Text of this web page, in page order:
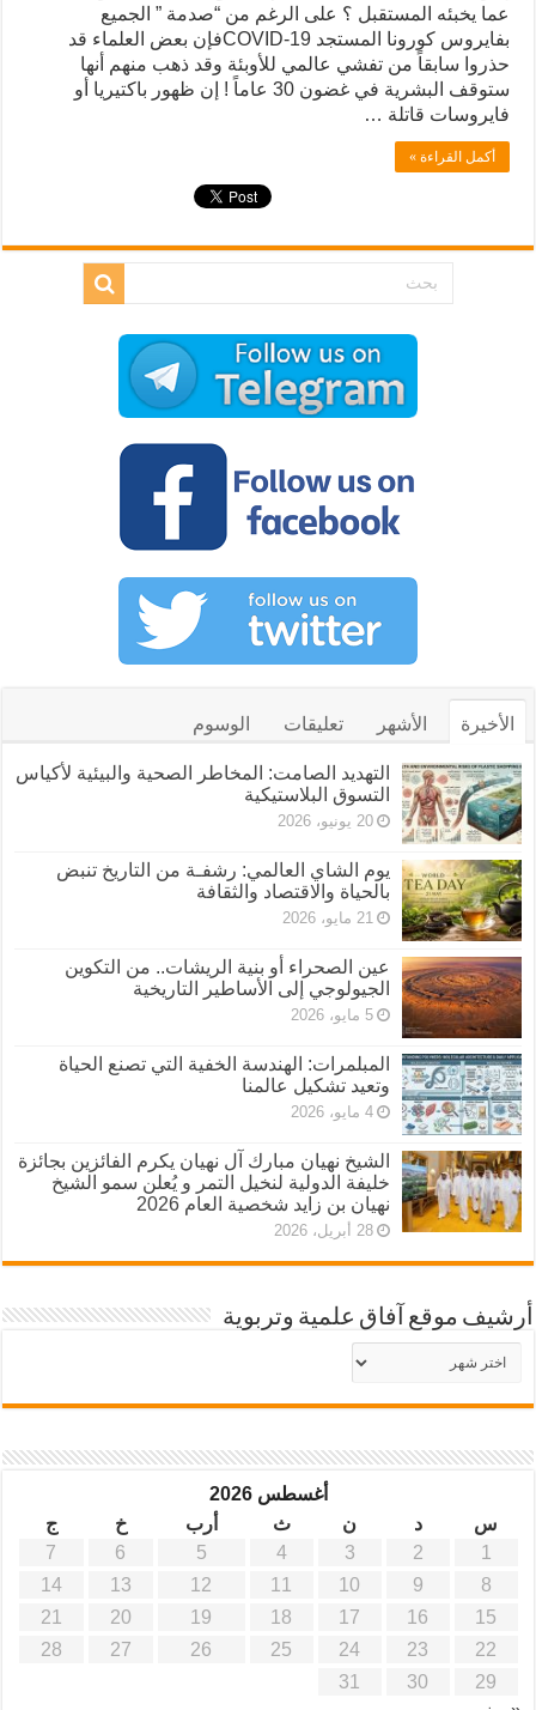
عما يخبئه المستقبل ؟ على الرغم من “صدمة ” الجميع
بفايروس كورونا المستجد COVID-19فإن بعض العلماء قد
حذروا سابقاً من تفشي عالمي للأوبئة وقد ذهب منهم أنها
ستوقف البشرية في غضون 30 عاماً ! إن ظهور باكتيريا أو
فايروسات قاتلة …
أكمل القراءة »
الأخيرة الأشهر تعليقات الوسوم
التهديد الصامت: المخاطر الصحية والبيئية لأكياس
التسوق البلاستيكية
20 يونيو، 2026
يوم الشاي العالمي: رشفـة من التاريخ تنبض
بالحياة والاقتصاد والثقافة
21 مايو، 2026
عين الصحراء أو بنية الريشات.. من التكوين
الجيولوجي إلى الأساطير التاريخية
5 مايو، 2026
المبلمرات: الهندسة الخفية التي تصنع الحياة
وتعيد تشكيل عالمنا
4 مايو، 2026
الشيخ نهيان مبارك آل نهيان يكرم الفائزين بجائزة
خليفة الدولية لنخيل التمر و يُعلن سمو الشيخ
نهيان بن زايد شخصية العام 2026
28 أبريل، 2026
أرشيف موقع آفاق علمية وتربوية
أرشيف
موقع
أغسطس 2026
س
د ن ث أرب خ
ج
1
2
3
4
5
6
7
8
9
10
11
12
13
14
15
16
17
18
19
20
21
22
23
24
25
26
27
28
29
30
31